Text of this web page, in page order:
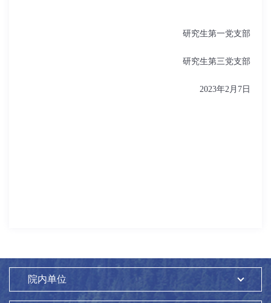
研究生第一党支部
研究生第三党支部
2023年2 月 7日
院内单位